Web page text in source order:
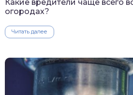
Какие вредители чаще всего
огородах?
Читать далее